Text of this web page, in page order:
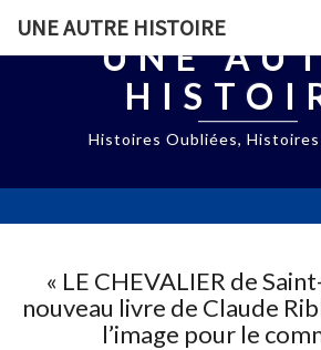
UNE AUTRE HISTOIRE
UNE
Histoires Oubliées,
« LE CHEVALIER de
nouveau livre de Claude
l’image pour le